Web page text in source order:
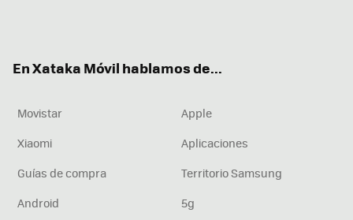
En Xataka Móvil hablamos de...
Movistar
Apple
Xiaomi
Aplicaciones
Guías de compra
Territorio Samsung
Android
5g